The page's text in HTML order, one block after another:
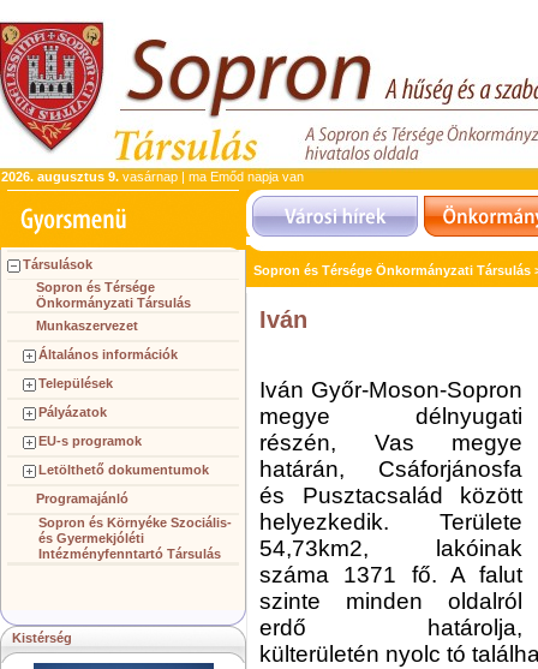
2026. augusztus 9. vasárnap | ma Emőd napja van
Társulások
Sopron és Térsége
Önkormányzati Társulás
Munkaszervezet
Általános információk
Települések
Pályázatok
EU-s programok
Letölthető dokumentumok
Programajánló
Sopron és Környéke Szociális-
és Gyermekjóléti
Intézményfenntartó Társulás
Kistérség
Sopron és Térsége Önkormányzati Társulás
Iván
Iván Győr-Moson-Sopron
megye délnyugati
részén, Vas megye
határán, Csáforjánosfa
és Pusztacsalád között
helyezkedik. Területe
54,73km2, lakóinak
száma 1371 fő. A falut
szinte minden oldalról
erdő határolja,
külterületén nyolc tó